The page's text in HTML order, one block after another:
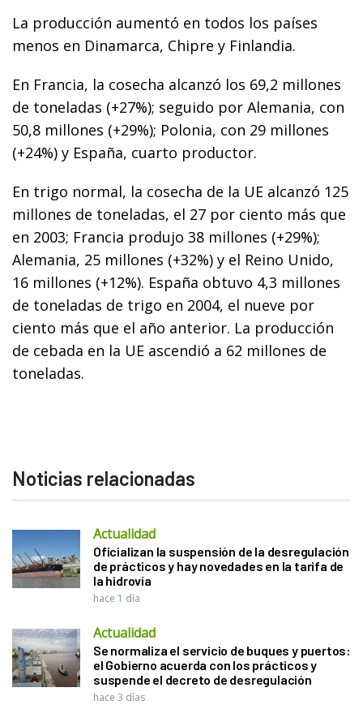
La producción aumentó en todos los países
menos en Dinamarca, Chipre y Finlandia.
En Francia, la cosecha alcanzó los 69,2 millones
de toneladas (+27%); seguido por Alemania, con
50,8 millones (+29%); Polonia, con 29 millones
(+24%) y España, cuarto productor.
En trigo normal, la cosecha de la UE alcanzó 125
millones de toneladas, el 27 por ciento más que
en 2003; Francia produjo 38 millones (+29%);
Alemania, 25 millones (+32%) y el Reino Unido,
16 millones (+12%). España obtuvo 4,3 millones
de toneladas de trigo en 2004, el nueve por
ciento más que el año anterior. La producción
de cebada en la UE ascendió a 62 millones de
toneladas.
Noticias relacionadas
Actualidad
Oficializan la suspensión de la desregulación
de prácticos y hay novedades en la tarifa de
la hidrovía
hace 1 día
Actualidad
Se normaliza el servicio de buques y puertos:
el Gobierno acuerda con los prácticos y
suspende el decreto de desregulación
hace 3 días